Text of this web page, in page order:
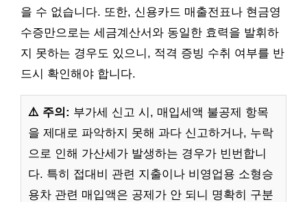
을 수 없습니다. 또한, 신용카드 매출전표나 현금영
수증만으로는 세금계산서와 동일한 효력을 발휘하
지 못하는 경우도 있으니, 적격 증빙 수취 여부를 반
드시 확인해야 합니다.
⚠️ 주의: 부가세 신고 시, 매입세액 불공제 항목
을 제대로 파악하지 못해 과다 신고하거나, 누락
으로 인해 가산세가 발생하는 경우가 빈번합니
다. 특히 접대비 관련 지출이나 비영업용 소형승
용차 관련 매입액은 공제가 안 되니 명확히 구분